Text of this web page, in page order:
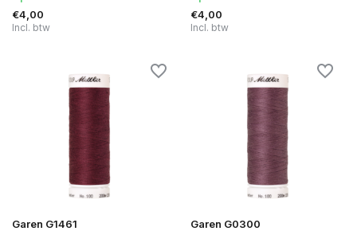
€4,00
Incl. btw
€4,00
Incl. btw
Garen G1461 Garen G0300